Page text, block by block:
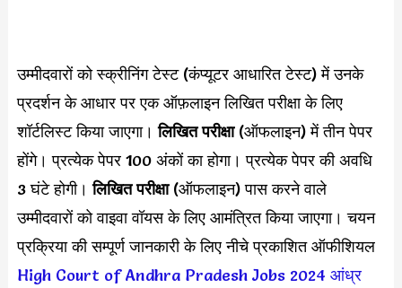
उम्मीदवारों को स्क्रीनिंग टेस्ट (कंप्यूटर आधारित टेस्ट) में उनके
प्रदर्शन के आधार पर एक ऑफ़लाइन लिखित परीक्षा के लिए
शॉर्टलिस्ट किया जाएगा।लिखित परीक्षा(ऑफलाइन) में तीन पेपर
होंगे। प्रत्येक पेपर 100 अंकों का होगा। प्रत्येक पेपर की अवधि
3 घंटे होगी।लिखित परीक्षा(ऑफलाइन) पास करने वाले
उम्मीदवारों को वाइवा वॉयस के लिए आमंत्रित किया जाएगा। चयन
प्रक्रिया की सम्पूर्ण जानकारी के लिए नीचे प्रकाशित ऑफीशियल
High Court of Andhra Pradesh Jobs 2024 आंध्र